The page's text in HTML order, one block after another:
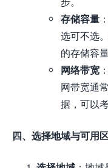
存储容量
选可不选
的存储容量
网络带宽
网带宽通
据，可以
四、选择地域与可用